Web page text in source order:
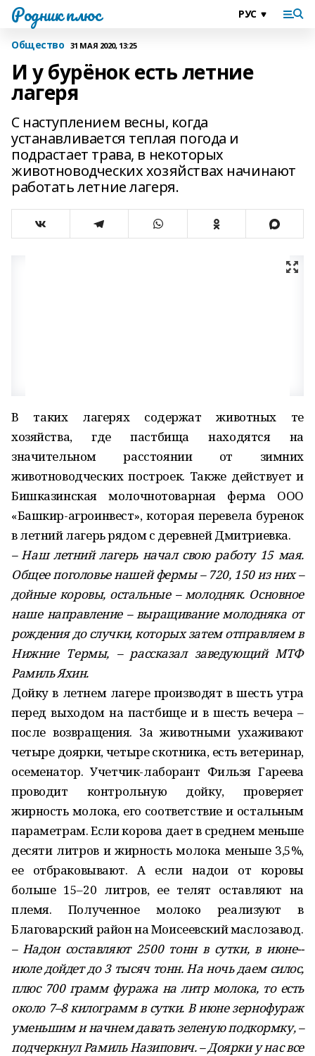
Родник плюс
Общество 31 МАЯ 2020, 13:25
И у бурёнок есть летние
лагеря
С наступлением весны, когда
устанавливается теплая погода и
подрастает трава, в некоторых
животноводческих хозяйствах начинают
работать летние лагеря.
В таких лагерях содержат животных те
хозяйства, где пастбища находятся на
значительном расстоянии от зимних
животноводческих построек. Также действует и
Бишказинская молочно­товарная ферма ООО
«Башкир­-агроинвест», которая перевела буренок
в летний лагерь рядом с деревней Дмитриевка.
– Наш летний лагерь начал свою работу 15 мая.
Общее поголовье нашей фермы – 720, 150 из них –
дойные коровы, остальные – молодняк. Основное
наше направление – выращивание молодняка от
рождения до случки, которых затем отправляем в
Нижние Термы, – рассказал заведующий МТФ
Рамиль Яхин.
Дойку в летнем лагере производят в шесть утра
перед выходом на пастбище и в шесть вечера –
после возвращения. За животными ухаживают
четыре доярки, четыре скотника, есть ветеринар,
осеменатор. Учетчик-­лаборант Фильзя Гареева
проводит контрольную дойку, проверяет
жирность молока, его соответствие и остальным
параметрам. Если корова дает в среднем меньше
десяти литров и жирность молока меньше 3,5%,
ее отбраковывают. А если надои от коровы
больше 15–20 литров, ее телят оставляют на
племя. Полученное молоко реализуют в
Благоварский район на Моисеевский маслозавод.
– Надои составляют 2500 тонн в сутки, в июне-­
июле дойдет до 3 тысяч тонн. На ночь даем силос,
плюс 700 грамм фуража на литр молока, то есть
около 7–8 килограмм в сутки. В июне зернофураж
уменьшим и начнем давать зеленую подкормку, –
подчеркнул Рамиль Назипович. – Доярки у нас все